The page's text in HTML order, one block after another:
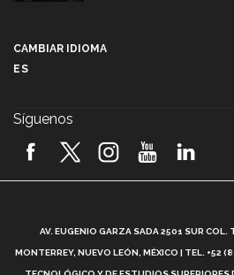
2026! (video)
¿Cómo es el Modelo
CAMBIAR IDIOMA
ES
Síguenos
AV. EUGENIO GARZA SADA 2501 SUR
MONTERREY, NUEVO LEÓN, MÉXICO | TEL.